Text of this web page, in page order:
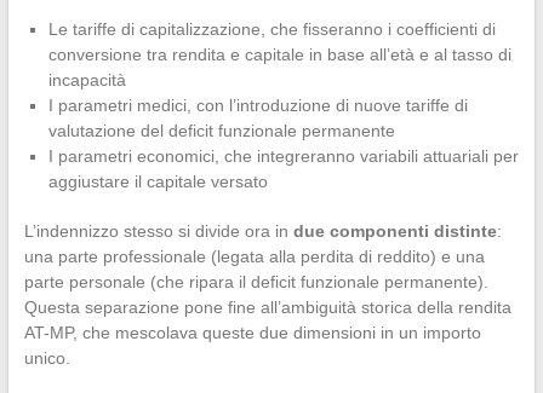
Le tariffe di capitalizzazione, che fisseranno i coefficienti di
conversione tra rendita e capitale in base all’età e al tasso di
incapacità
I parametri medici, con l’introduzione di nuove tariffe di
valutazione del deficit funzionale permanente
I parametri economici, che integreranno variabili attuariali per
aggiustare il capitale versato
L’indennizzo stesso si divide ora in due componenti distinte:
una parte professionale (legata alla perdita di reddito) e una
parte personale (che ripara il deficit funzionale permanente).
Questa separazione pone fine all’ambiguità storica della rendita
AT-MP, che mescolava queste due dimensioni in un importo
unico.